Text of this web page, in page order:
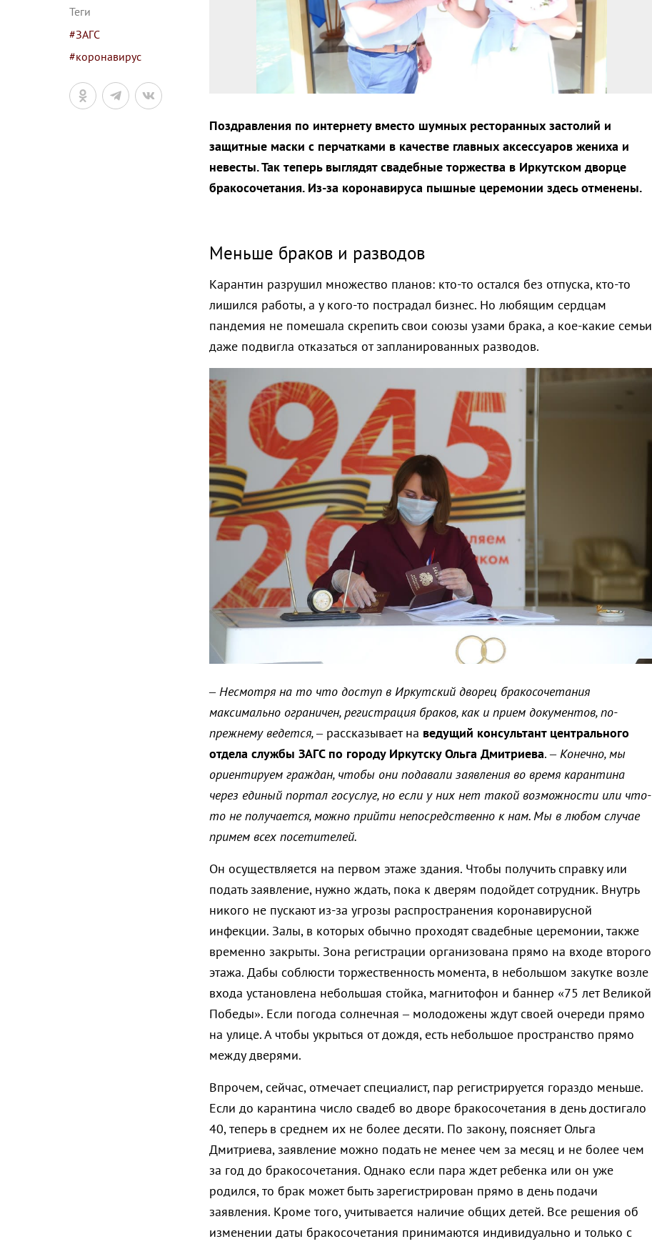
Теги
#ЗАГС
#коронавирус
Поздравления по интернету вместо шумных ресторанных застолий и
защитные маски с перчатками в качестве главных аксессуаров жениха и
невесты. Так теперь выглядят свадебные торжества в Иркутском дворце
бракосочетания. Из-за коронавируса пышные церемонии здесь отменены.
Меньше браков и разводов
Карантин разрушил множество планов: кто-то остался без отпуска, кто-то
лишился работы, а у кого-то пострадал бизнес. Но любящим сердцам
пандемия не помешала скрепить свои союзы узами брака, а кое-какие семьи
даже подвигла отказаться от запланированных разводов.
–Несмотря на то что доступ в Иркутский дворец бракосочетания
максимально ограничен, регистрация браков, как и прием документов, по-
прежнему ведется, –рассказывает на ведущий консультант центрального
отдела службы ЗАГС по городу Иркутску Ольга Дмитриева. –Конечно, мы
ориентируем граждан, чтобы они подавали заявления во время карантина
через единый портал госуслуг, но если у них нет такой возможности или что-
то не получается, можно прийти непосредственно к нам. Мы в любом случае
примем всех посетителей.
Он осуществляется на первом этаже здания. Чтобы получить справку или
подать заявление, нужно ждать, пока к дверям подойдет сотрудник. Внутрь
никого не пускают из-за угрозы распространения коронавирусной
инфекции. Залы, в которых обычно проходят свадебные церемонии, также
временно закрыты. Зона регистрации организована прямо на входе второго
этажа. Дабы соблюсти торжественность момента, в небольшом закутке возле
входа установлена небольшая стойка, магнитофон и баннер «75 лет Великой
Победы». Если погода солнечная – молодожены ждут своей очереди прямо
на улице. А чтобы укрыться от дождя, есть небольшое пространство прямо
между дверями.
Впрочем, сейчас, отмечает специалист, пар регистрируется гораздо меньше.
Если до карантина число свадеб во дворе бракосочетания в день достигало
40, теперь в среднем их не более десяти. По закону, поясняет Ольга
Дмитриева, заявление можно подать не менее чем за месяц и не более чем
за год до бракосочетания. Однако если пара ждет ребенка или он уже
родился, то брак может быть зарегистрирован прямо в день подачи
заявления. Кроме того, учитывается наличие общих детей. Все решения об
изменении даты бракосочетания принимаются индивидуально и только с